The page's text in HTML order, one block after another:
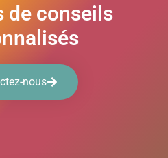
de conseils
nous